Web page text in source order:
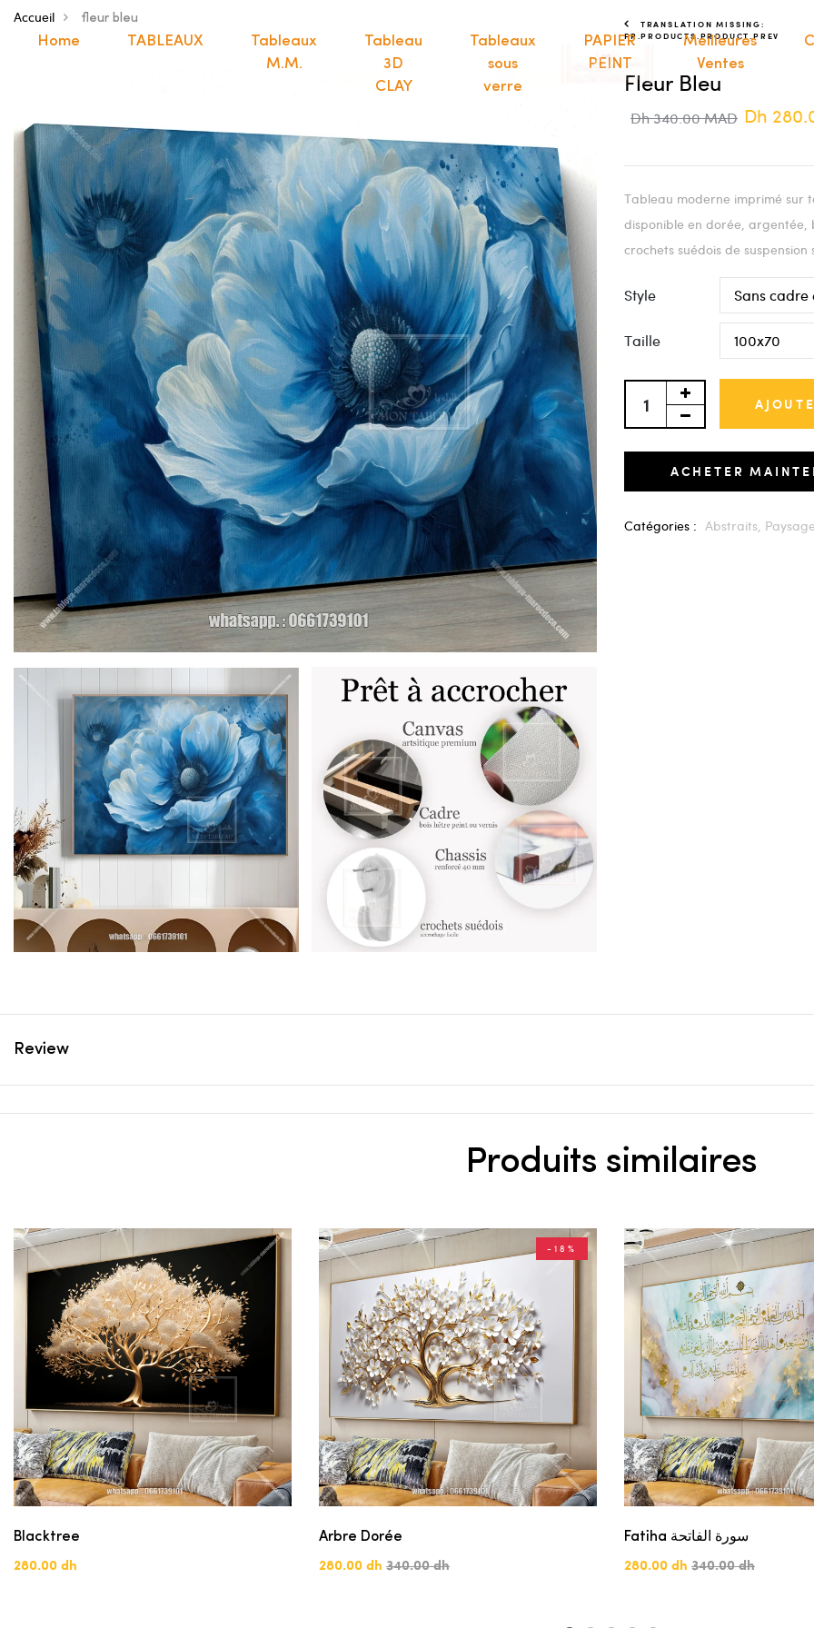
Home TABLEAUX
Tableaux
M.M.
Tableau
3D
CLAY
Tableaux
sous
verre
PAPIER
PEINT
Meilleures
Ventes
Accueil fleur bleu
TRANSLATION MISSING:
FR.PRODUCTS.PRODUCT.PREV
Fleur Bleu
Dh 340.00 MAD Dh
Tableau moderne imprimé sur
disponible en dorée, argentée,
crochets suédois de
Style
Taille
ACHETER
Catégories : Abstraits,
Review
Produits similaires
Blacktree
280.00 dh
-18%
Arbre Dorée
280.00 dh 340.00 dh
Fatiha سورة الفاتحة
280.00 dh 340.00 dh